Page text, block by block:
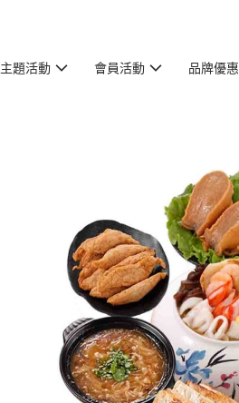
主題活動 會員活動 品牌優惠